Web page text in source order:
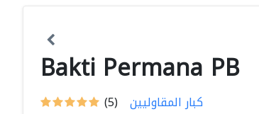
Bakti Permana PB
(5) كبار المقاوليين